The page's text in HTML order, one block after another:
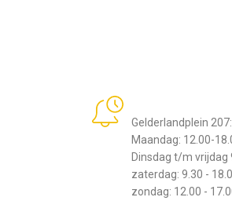
Gelderlandplein 207:
Maandag: 12.00-
Dinsdag t/m vrijdag
zaterdag: 9.30 -
zondag: 12.00 -